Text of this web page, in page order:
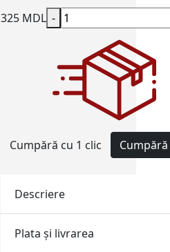
325 MDL -
Cumpără cu 1 clic Cumpără
Descriere
Plata și livrarea